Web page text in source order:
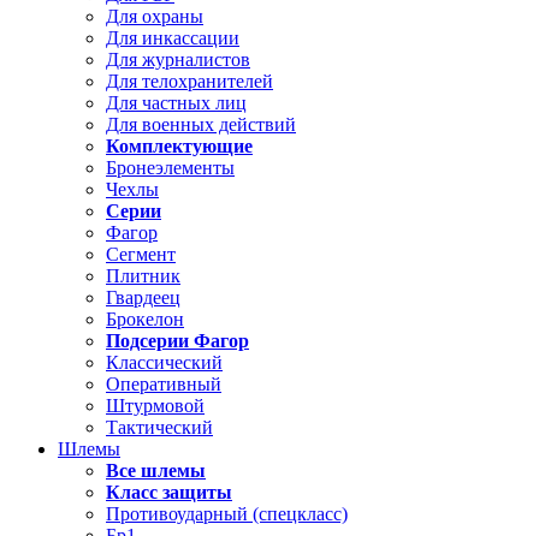
Для охраны
Для инкассации
Для журналистов
Для телохранителей
Для частных лиц
Для военных действий
Комплектующие
Бронеэлементы
Чехлы
Серии
Фагор
Сегмент
Плитник
Гвардеец
Брокелон
Подсерии Фагор
Классический
Оперативный
Штурмовой
Тактический
Шлемы
Все шлемы
Класс защиты
Противоударный (спецкласс)